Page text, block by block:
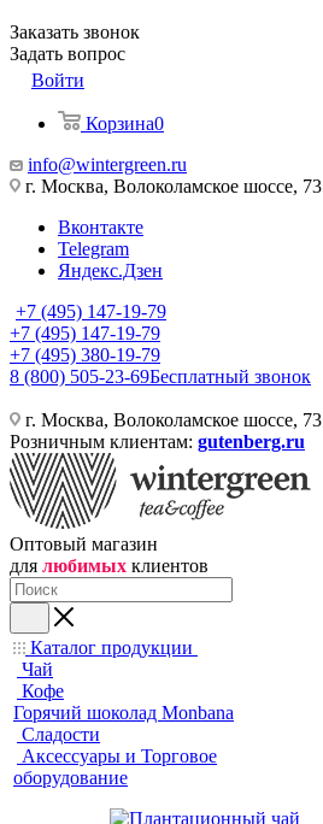
Заказать звонок
Задать вопрос
Войти
Корзина0
info@wintergreen.ru
г. Москва, Волоколамское шоссе, 73
Вконтакте
Telegram
Яндекс.Дзен
+7 (495) 147-19-79
+7 (495) 147-19-79
+7 (495) 380-19-79
8 (800) 505-23-69Бесплатный звонок
г. Москва, Волоколамское шоссе, 73
Розничным клиентам: gutenberg.ru
Оптовый магазин
для любимых клиентов
Каталог продукции
Чай
Кофе
Горячий шоколад Monbana
Сладости
Аксессуары и Торговое
оборудование